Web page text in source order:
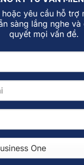
thực [...]
yêu cầu hỗ trợ
sàng lắng nghe
quyết mọi vấn đề.